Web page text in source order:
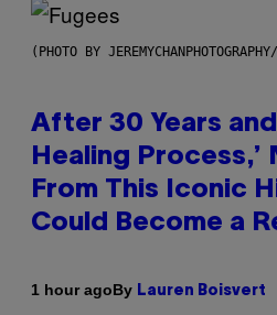
(PHOTO BY
After 30 Years
Healing Process,’
From This Iconic
Could Become a
1 hour agoBy Lauren Boisvert